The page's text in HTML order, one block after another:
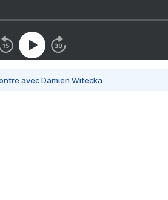
avec Damien Witecka